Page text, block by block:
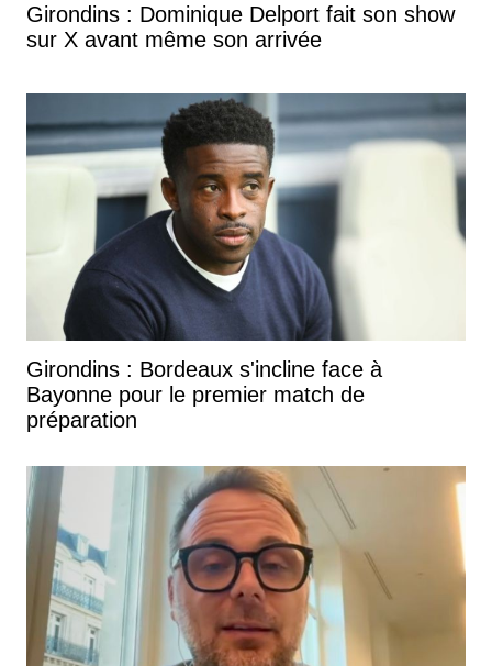
Girondins : Dominique Delport fait son show
sur X avant même son arrivée
Girondins : Bordeaux s'incline face à
Bayonne pour le premier match de
préparation